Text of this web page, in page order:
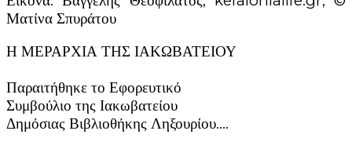
Ματίνα Σπυράτου
Η ΜΕΡΑΡΧΙΑ ΤΗΣ ΙΑΚΩΒΑΤΕΙΟΥ
Παραιτήθηκε το Εφορευτικό
Συμβούλιο της Ιακωβατείου
Δημόσιας Βιβλιοθήκης Ληξουρίου….